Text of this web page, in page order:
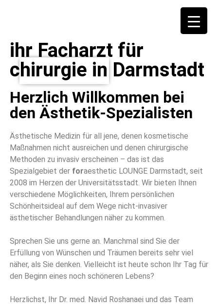
Jetzt beraten lassen
Jetzt beraten lassen
ihr Facharzt für
chirurgie in Darmstadt
Herzlich Willkommen bei
den Ästhetik-Spezialisten
Ästhetische Medizin für all jene, denen kosmetische
Maßnahmen nicht ausreichen und denen chirurgische
Methoden zu invasiv erscheinen – das ist das
Spezialgebiet der foraesthetic LOUNGE Darmstadt, seit
2008 im Herzen der Universitätsstadt. Wir bieten Ihnen
verschiedene Möglichkeiten, Ihrem persönlichen
Schönheitsideal auf dem Wege nicht-invasiver
ästhetischer Behandlungen näher zu kommen.
Sprechen Sie uns gerne an. Manchmal sind Sie der
Erfüllung von Wünschen und Träumen bereits sehr viel
näher, als Sie denken. Vielleicht ist heute schon Ihr Tag für
den Beginn eines noch schöneren Lebens?
Herzlichst, Ihr Dr. med. Navid Roshanaei und das Team